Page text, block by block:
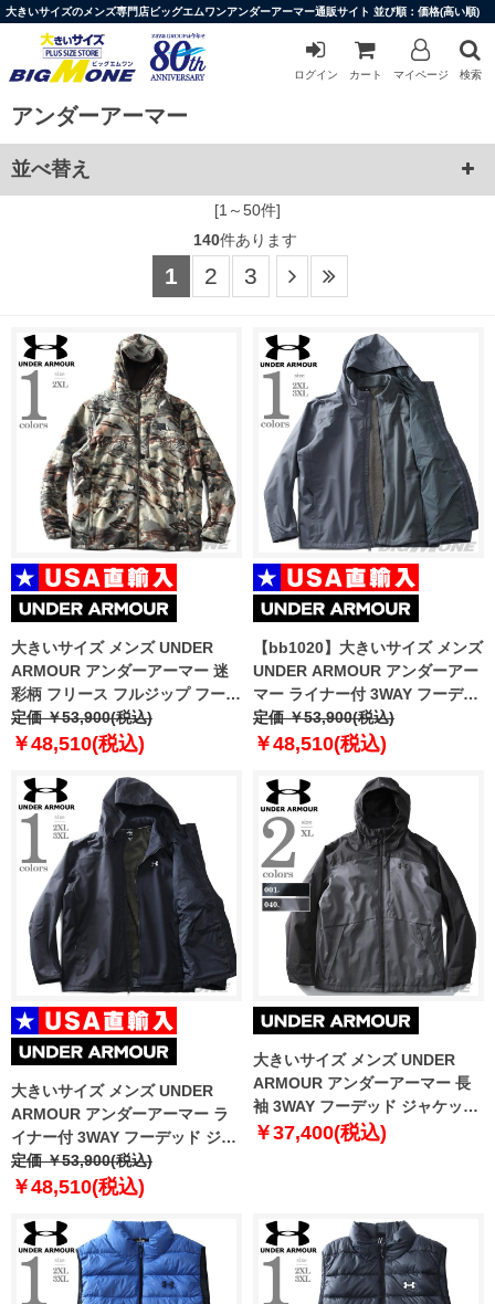
大きいサイズのメンズ専門店ビッグエムワンアンダーアーマー通販サイト 並び順：価格(高い順)
ログイン カート マイページ 検索
アンダーアーマー
並べ替え
[1～50件]
140件あります
1 2 3
大きいサイズ メンズ UNDER
ARMOUR アンダーアーマー 迷
彩柄 フリース フルジップ フーデ
ッド ジャケット Rut Windproof
Jacket USA直輸入 1378817-994
定価 ￥53,900(税込)
￥48,510(税込)
【bb1020】大きいサイズ メンズ
UNDER ARMOUR アンダーアー
マー ライナー付 3WAY フーデッ
ド ジャケット USA直輸入
1371585-012
定価 ￥53,900(税込)
￥48,510(税込)
大きいサイズ メンズ UNDER
ARMOUR アンダーアーマー ラ
イナー付 3WAY フーデッド ジャ
ケット PORTER 3-IN-1 JACKET
USA直輸入 1371585-002
定価 ￥53,900(税込)
￥48,510(税込)
大きいサイズ メンズ UNDER
ARMOUR アンダーアーマー 長
袖 3WAY フーデッド ジャケット
スポーツウェア USA 直輸入
￥37,400(税込)